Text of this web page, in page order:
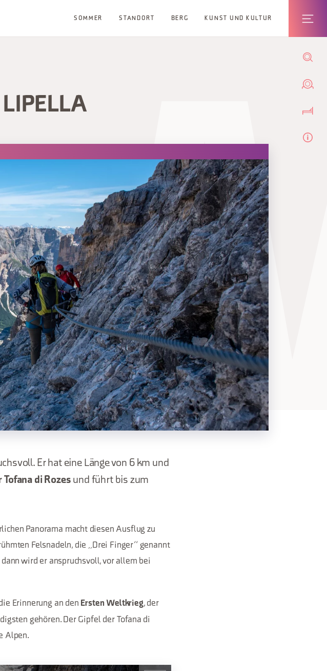
SOMMER STANDORT BERG KUNST UND KULTUR
Er hat eine Länge von 6 km und
di Rozes und führt bis zum
Panorama macht diesen Ausflug zu
Felsnadeln, die „Drei Finger“ genannt
wird er anspruchsvoll, vor allem bei
Erinnerung an den Ersten Weltkrieg, der
gehören. Der Gipfel der Tofana di
Alpen.